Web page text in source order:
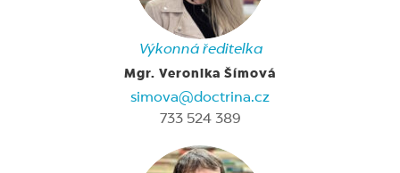
Výkonná ředitelka
Mgr. Veronika Šímová
simova@doctrina.cz
733 524 389